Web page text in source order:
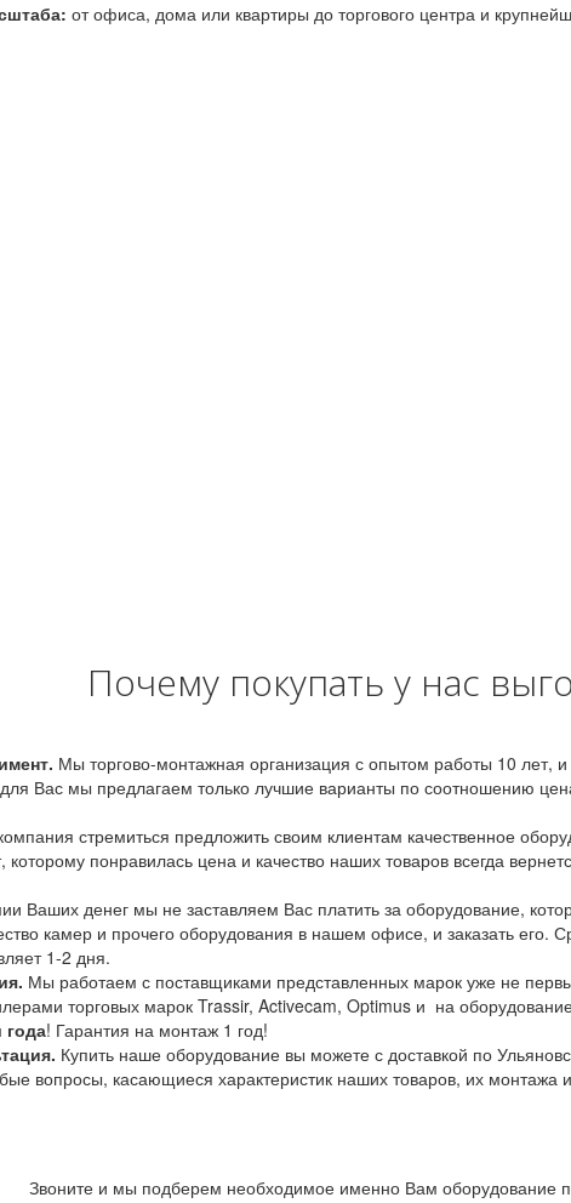
от офиса, дома или квартиры до торгового центра и
Почему покупать у нас
Мы торгово-монтажная организация с опытом работы 10 лет,
Вас мы предлагаем только лучшие варианты по соотношению
стремиться предложить своим клиентам качественное
понравилась цена и качество наших товаров всегда
Ваших денег мы не заставляем Вас платить за оборудование,
камер и прочего оборудования в нашем офисе, и заказать
1-2 дня.
Мы работаем с поставщиками представленных марок уже не
торговых марок Trassir, Activecam, Optimus и на
года! Гарантия на монтаж 1 год!
Купить наше оборудование вы можете с доставкой по
вопросы, касающиеся характеристик наших товаров, их монтажа
Звоните и мы подберем необходимое именно Вам оборудование